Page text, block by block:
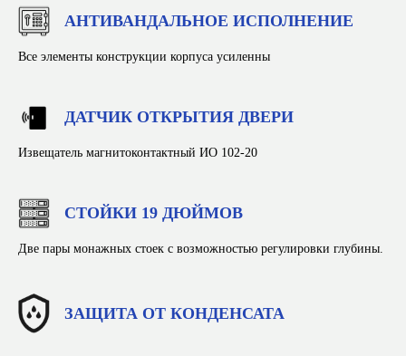
АНТИВАНДАЛЬНОЕ ИСПОЛНЕНИЕ
Все элементы конструкции корпуса усиленны
ДАТЧИК ОТКРЫТИЯ ДВЕРИ
Извещатель магнитоконтактный ИО 102-20
СТОЙКИ 19 ДЮЙМОВ
Две пары монажных стоек с возможностью регулировки глубины.
ЗАЩИТА ОТ КОНДЕНСАТА
Россия, г. Новосибирск, Красный проспект, 220,
корпус 52, помещение 1
Представительство: